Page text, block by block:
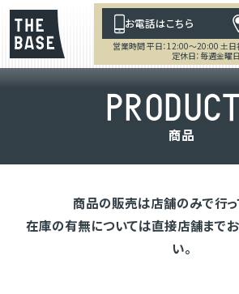
お電話はこちら
営業時間 平日：12:00～20:00 土
定休日：毎週金曜日
PRODUC
商品
商品の販売は店舗のみで行っ
在庫の有無については直接店舗まで
い。